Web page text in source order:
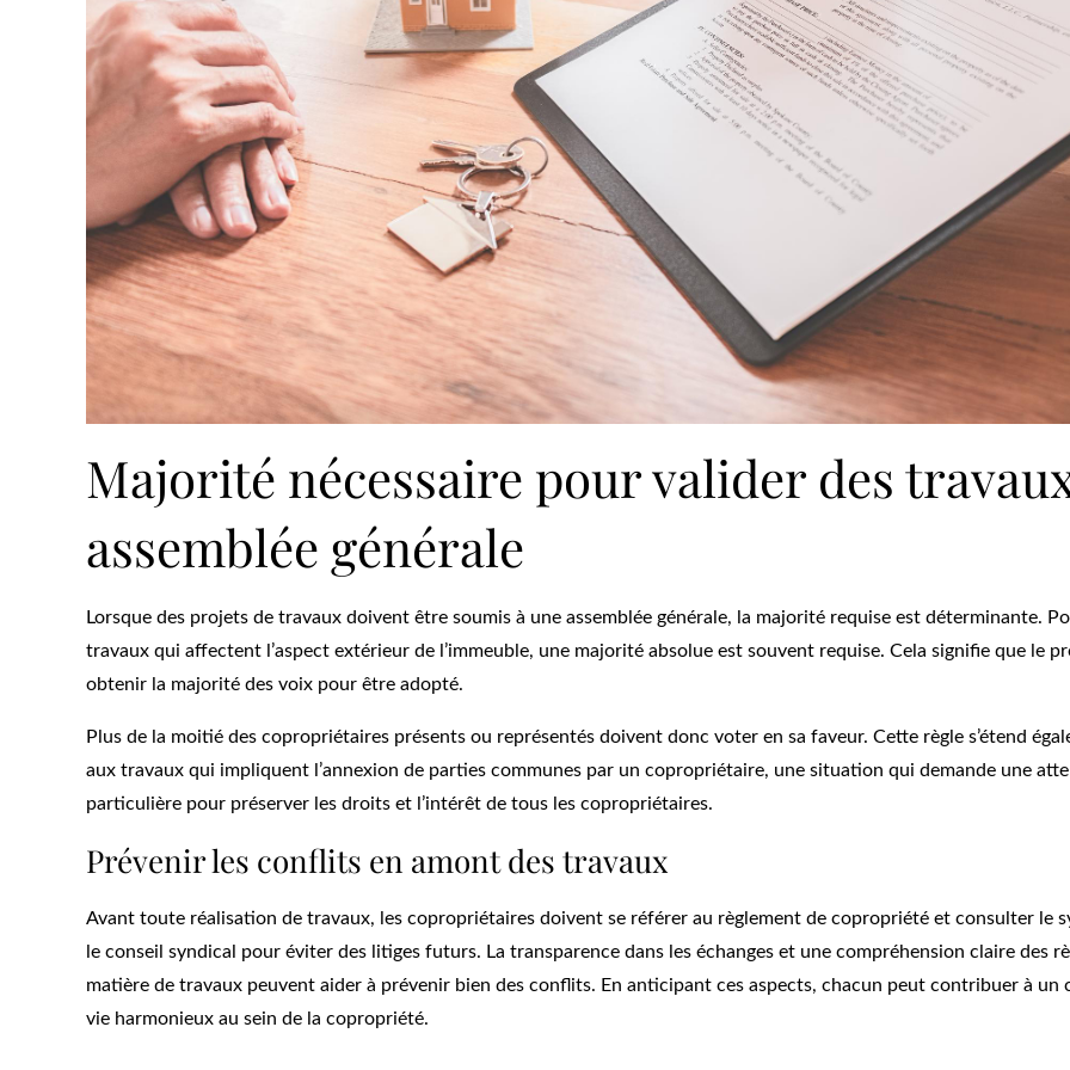
Majorité nécessaire pour valider des
assemblée générale
Lorsque des projets de travaux doivent être soumis à une assemblée générale, la majorité requise est déterminante.
travaux qui affectent l’aspect extérieur de l’immeuble, une majorité absolue est souvent requise. Cela signifie que le
obtenir la majorité des voix pour être adopté.
Plus de la moitié des copropriétaires présents ou représentés doivent donc voter en sa faveur. Cette règle s’étend
aux travaux qui impliquent l’annexion de parties communes par un copropriétaire, une situation qui demande une
particulière pour préserver les droits et l’intérêt de tous les copropriétaires.
Prévenir les conflits en amont des travaux
Avant toute réalisation de travaux, les copropriétaires doivent se référer au règlement de copropriété et consulter le
le conseil syndical pour éviter des litiges futurs. La transparence dans les échanges et une compréhension claire des
matière de travaux peuvent aider à prévenir bien des conflits. En anticipant ces aspects, chacun peut contribuer à un
vie harmonieux au sein de la copropriété.